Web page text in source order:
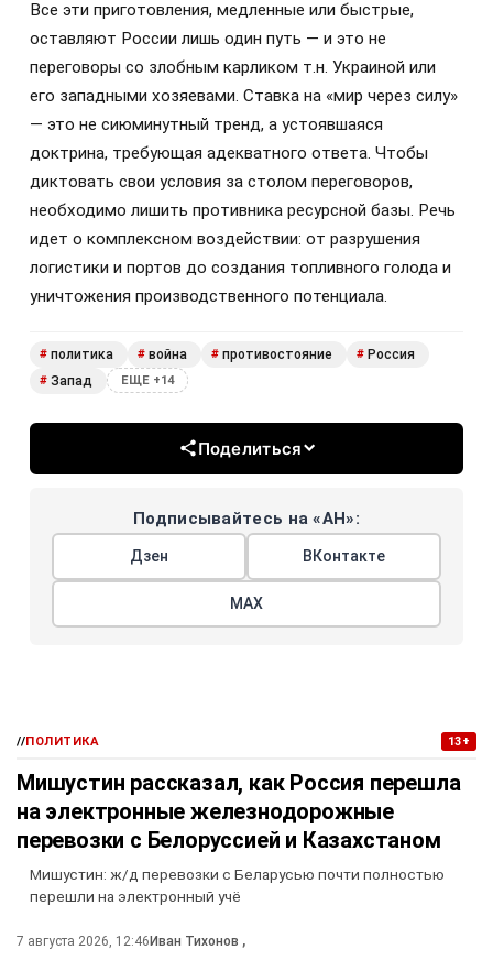
Все эти приготовления, медленные или быстрые,
оставляют России лишь один путь — и это не
переговоры со злобным карликом т.н. Украиной или
его западными хозяевами. Ставка на «мир через силу»
— это не сиюминутный тренд, а устоявшаяся
доктрина, требующая адекватного ответа. Чтобы
диктовать свои условия за столом переговоров,
необходимо лишить противника ресурсной базы. Речь
идет о комплексном воздействии: от разрушения
логистики и портов до создания топливного голода и
уничтожения производственного потенциала.
# политика # война # противостояние # Россия
# Запад ЕЩЕ +14
Поделиться
Подписывайтесь на «АН»:
Дзен ВКонтакте
МАХ
//ПОЛИТИКА 13+
Мишустин рассказал, как Россия перешла
на электронные железнодорожные
перевозки с Белоруссией и Казахстаном
Мишустин: ж/д перевозки с Беларусью почти полностью
перешли на электронный учё
7 августа 2026, 12:46Иван Тихонов ,